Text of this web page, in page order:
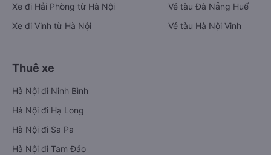
Xe đi Hải Phòng từ Hà Nội
Xe đi Vinh từ Hà Nội
Vé tàu Đà Nẵng Huế
Vé tàu Hà Nội Vinh
Thuê xe
Hà Nội đi Ninh Bình
Hà Nội đi Hạ Long
Hà Nội đi Sa Pa
Hà Nội đi Tam Đảo